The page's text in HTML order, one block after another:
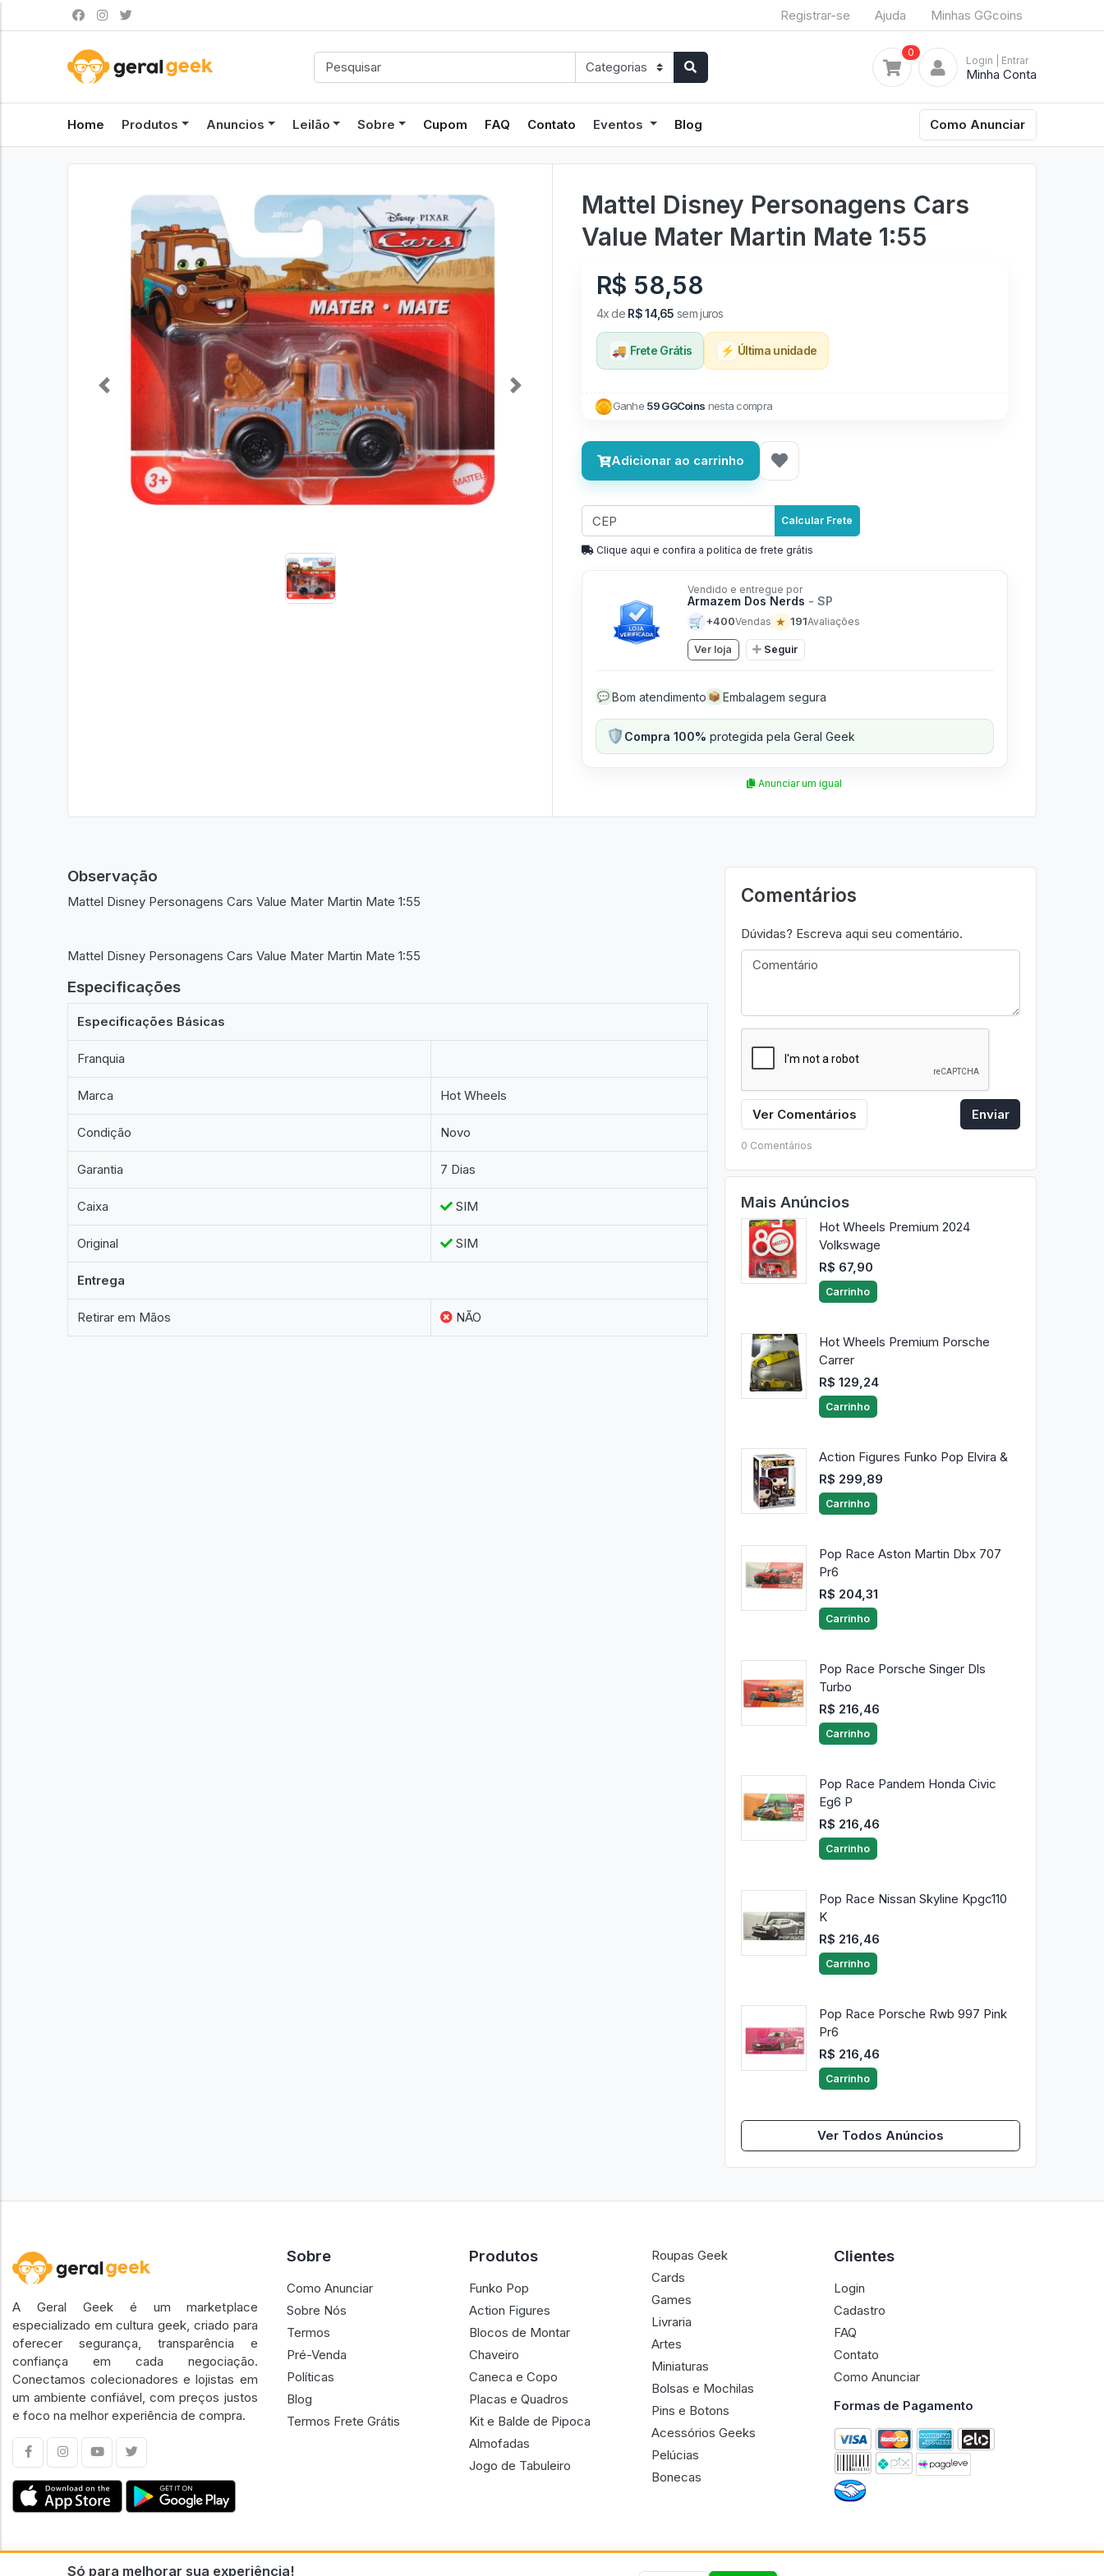
Registrar-se Ajuda Minhas GGcoins
0
Login | Entrar
Minha Conta
Home Produtos Anuncios Leilão Sobre Cupom FAQ Contato Eventos Blog Como Anunciar
Previous Next
Mattel Disney Personagens Cars
Value Mater Martin Mate 1:55
R$ 58,58
4x de R$ 14,65 sem juros
🚚 Frete Grátis ⚡ Última unidade
Ganhe 59 GGCoins nesta compra
Adicionar ao carrinho
Calcular Frete
Clique aqui e confira a politíca de frete grátis
Vendido e entregue por
Armazem Dos Nerds - SP
🛒 +400Vendas ★ 191Avaliações
Ver loja Seguir
💬 Bom atendimento 📦 Embalagem segura
🛡️Compra 100% protegida pela Geral Geek
Anunciar um igual
Observação
Mattel Disney Personagens Cars Value Mater Martin Mate 1:55
Mattel Disney Personagens Cars Value Mater Martin Mate 1:55
Especificações
Especificações Básicas
Franquia
Marca Hot Wheels
Condição Novo
Garantia 7 Dias
Caixa SIM
Original SIM
Entrega
Retirar em Mãos NÃO
Comentários
Dúvidas? Escreva aqui seu comentário.
Ver Comentários Enviar
0 Comentários
Mais Anúncios
Hot Wheels Premium 2024
Volkswage
R$ 67,90
Carrinho
Hot Wheels Premium Porsche
Carrer
R$ 129,24
Carrinho
Action Figures Funko Pop Elvira &
R$ 299,89
Carrinho
Pop Race Aston Martin Dbx 707
Pr6
R$ 204,31
Carrinho
Pop Race Porsche Singer Dls
Turbo
R$ 216,46
Carrinho
Pop Race Pandem Honda Civic
Eg6 P
R$ 216,46
Carrinho
Pop Race Nissan Skyline Kpgc110
K
R$ 216,46
Carrinho
Pop Race Porsche Rwb 997 Pink
Pr6
R$ 216,46
Carrinho
Ver Todos Anúncios
Só para melhorar sua experiência!
A Geral Geek é um marketplace
especializado em cultura geek, criado para
oferecer segurança, transparência e
confiança em cada negociação.
Conectamos colecionadores e lojistas em
um ambiente confiável, com preços justos
e foco na melhor experiência de compra.
Sobre
Como Anunciar
Sobre Nós
Termos
Pré-Venda
Políticas
Blog
Termos Frete Grátis
Produtos
Funko Pop
Action Figures
Blocos de Montar
Chaveiro
Caneca e Copo
Placas e Quadros
Kit e Balde de Pipoca
Almofadas
Jogo de Tabuleiro
Roupas Geek
Cards
Games
Livraria
Artes
Miniaturas
Bolsas e Mochilas
Pins e Botons
Acessórios Geeks
Pelúcias
Bonecas
Clientes
Login
Cadastro
FAQ
Contato
Como Anunciar
Formas de Pagamento